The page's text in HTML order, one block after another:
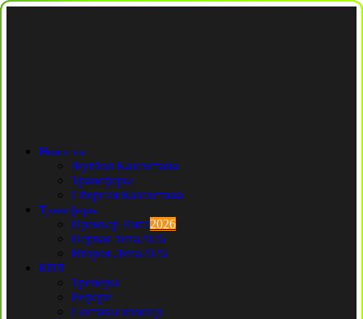
Новости
Футбол Казахстана
Трансферы
Сборная Казахстана
Трансферы
Премьер Лига2026
Первая лига2026
Вторая Лига2026
КПЛ
Тренеры
Рефери
Составы команд